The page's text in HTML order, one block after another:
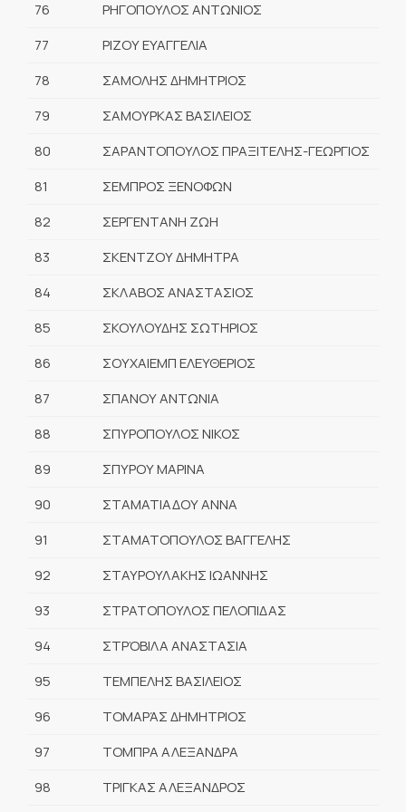
76
ΡΗΓΟΠΟΥΛΟΣ ΑΝΤΩΝΙΟΣ
77
ΡΙΖΟΥ ΕΥΑΓΓΕΛΙΑ
78
ΣΑΜΟΛΗΣ ΔΗΜΗΤΡΙΟΣ
79
ΣΑΜΟΥΡΚΑΣ ΒΑΣΙΛΕΙΟΣ
80
ΣΑΡΑΝΤΟΠΟΥΛΟΣ ΠΡΑΞΙΤΕΛΗΣ-ΓΕΩΡΓΙΟΣ
81
ΣΕΜΠΡΟΣ ΞΕΝΟΦΩΝ
82
ΣΕΡΓΕΝΤΑΝΗ ΖΩΗ
83
ΣΚΕΝΤΖΟΥ ΔΗΜΗΤΡΑ
84
ΣΚΛΑΒΟΣ ΑΝΑΣΤΑΣΙΟΣ
85
ΣΚΟΥΛΟΥΔΗΣ ΣΩΤΗΡΙΟΣ
86
ΣΟΥΧΑΙΕΜΠ ΕΛΕΥΘΕΡΙΟΣ
87
ΣΠΑΝΟΥ ΑΝΤΩΝΙΑ
88
ΣΠΥΡΟΠΟΥΛΟΣ ΝΙΚΟΣ
89
ΣΠΥΡΟΥ ΜΑΡΙΝΑ
90
ΣΤΑΜΑΤΙΑΔΟΥ ΑΝΝΑ
91
ΣΤΑΜΑΤΟΠΟΥΛΟΣ ΒΑΓΓΕΛΗΣ
92
ΣΤΑΥΡΟΥΛΑΚΗΣ ΙΩΑΝΝΗΣ
93
ΣΤΡΑΤΟΠΟΥΛΟΣ ΠΕΛΟΠΙΔΑΣ
94
ΣΤΡΌΒΙΛΑ ΑΝΑΣΤΑΣΙΑ
95
ΤΕΜΠΕΛΗΣ ΒΑΣIΛΕΙΟΣ
96
ΤΟΜΑΡΆΣ ΔΗΜΗΤΡΙΟΣ
97
ΤΟΜΠΡΑ ΑΛΕΞΑΝΔΡΑ
98
ΤΡΙΓΚΑΣ ΑΛΕΞΑΝΔΡΟΣ